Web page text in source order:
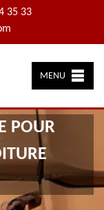
35 33
MENU
POUR